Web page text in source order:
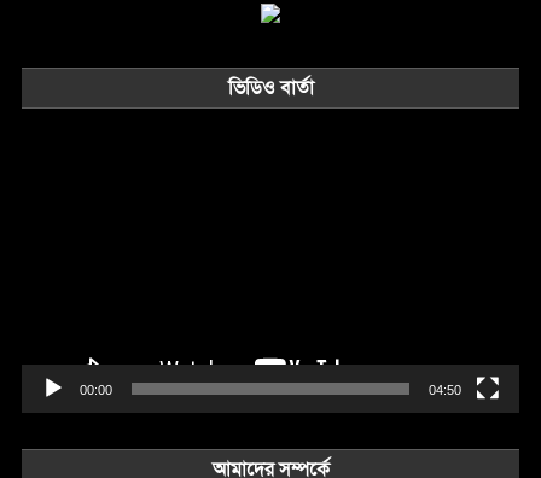
ভিডিও বার্তা
00:00 04:50
আমাদের সম্পর্কে